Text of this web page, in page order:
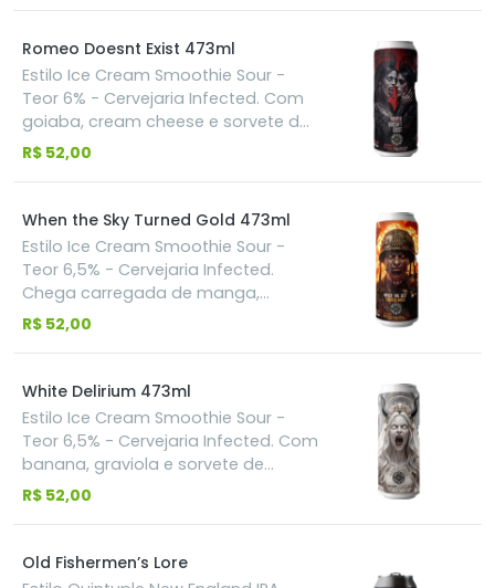
corpo. Seca no final. E carregada de
aroma. Camadas cítricas, tropicais
e resinosas em uma cerveja feita
pra provar que menos álcool não
significa menos impacto.
Romeo Doesnt Exist 473ml
Estilo Ice Cream Smoothie Sour -
Teor 6% - Cervejaria Infected. Com
goiaba, cream cheese e sorvete de
creme, construída para entregar a
de cerveja. Densa, cremosa e
carregada de fruta, com a goiaba
dominando o aroma e o sabor,
enquanto notas sutis de cream
cheese completam a experiência
do primeiro ao último gole.
R$ 52,00
When the Sky Turned Gold 473ml
Estilo Ice Cream Smoothie Sour -
Teor 6,5% - Cervejaria Infected.
Chega carregada de manga,
morango e sorvete de creme. A
aroma e o sorvete de creme fecha
tudo com uma textura absurda.
Densa, cremosa e construída para
entregar uma experiência intensa
do primeiro ao último gole.
R$ 52,00
White Delirium 473ml
Estilo Ice Cream Smoothie Sour -
Teor 6,5% - Cervejaria Infected. Com
banana, graviola e sorvete de
baunilha, trazendo uma
doçura da baunilha, a banana
madura e o caráter exótico da
R$ 52,00
Old Fishermen’s Lore